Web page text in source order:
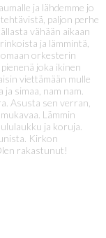
ja lähdemme jo
paljon perhe
vähään aikaan
ja lämmintä,
orkesterin
joka ikinen
viettämään mulle
simaa, nam nam.
Asusta sen verran,
Lämmin
ja koruja.
Kirkon
rakastunut!